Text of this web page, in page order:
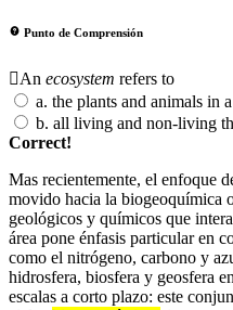
Punto de Comprensión
An ecosystem refers to
a. the plants and animals in
b. all living and non-living
Correct!
Mas recientemente, el enfoque
movido hacia la biogeoquímica
geológicos y químicos que
área pone énfasis particular en
como el nitrógeno, carbono y
hidrosfera, biosfera y geosfera
escalas a corto plazo: este